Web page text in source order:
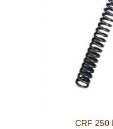
CRF 250